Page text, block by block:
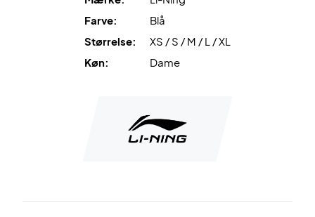
Farve:
Blå
Størrelse:
XS / S / M / L / XL
Køn:
Dame